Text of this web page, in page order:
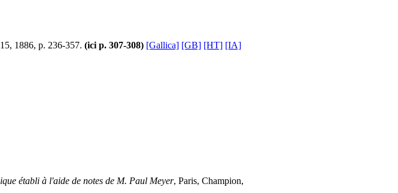
1886, p. 236-357. (ici p. 307-308) [Gallica] [GB] [HT] [IA]
établi à l'aide de notes de M. Paul Meyer, Paris, Champion,